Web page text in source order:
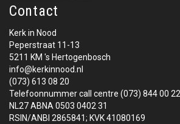
Contact
Kerk in Nood
Peperstraat 11-13
5211 KM 's Hertogenbosch
info@kerkinnood.nl
(073) 613 08 20
Telefoonnummer call centre (073) 844 00 22
NL27 ABNA 0503 0402 31
RSIN/ANBI 2865841; KVK 41080169